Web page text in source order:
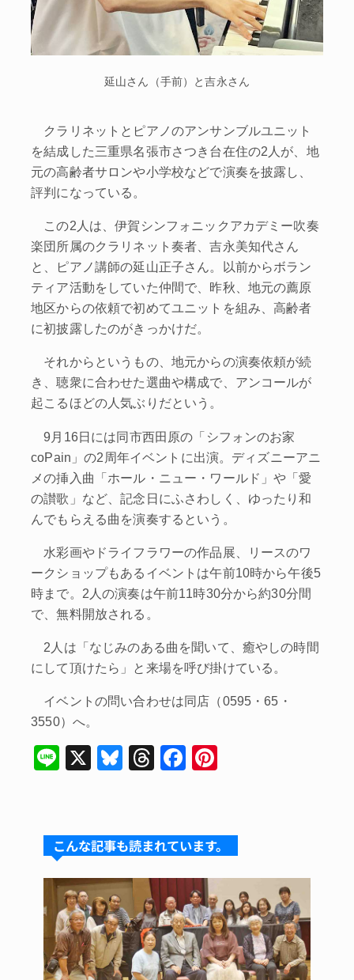
延山さん（手前）と吉永さん
クラリネットとピアノのアンサンブルユニット
を結成した三重県名張市さつき台在住の2人が、地
元の高齢者サロンや小学校などで演奏を披露し、
評判になっている。
この2人は、伊賀シンフォニックアカデミー吹奏
楽団所属のクラリネット奏者、吉永美知代さん
と、ピアノ講師の延山正子さん。以前からボラン
ティア活動をしていた仲間で、昨秋、地元の薦原
地区からの依頼で初めてユニットを組み、高齢者
に初披露したのがきっかけだ。
それからというもの、地元からの演奏依頼が続
き、聴衆に合わせた選曲や構成で、アンコールが
起こるほどの人気ぶりだという。
9月16日には同市西田原の「シフォンのお家
coPain」の2周年イベントに出演。ディズニーアニ
メの挿入曲「ホール・ニュー・ワールド」や「愛
の讃歌」など、記念日にふさわしく、ゆったり和
んでもらえる曲を演奏するという。
水彩画やドライフラワーの作品展、リースのワ
ークショップもあるイベントは午前10時から午後5
時まで。2人の演奏は午前11時30分から約30分間
で、無料開放される。
2人は「なじみのある曲を聞いて、癒やしの時間
にして頂けたら」と来場を呼び掛けている。
イベントの問い合わせは同店（0595・65・
3550）へ。
Li
X
Bl
s
k
y
T
a
d
s
F
e
b
o
o
k
e
st
こんな記事も読まれています。